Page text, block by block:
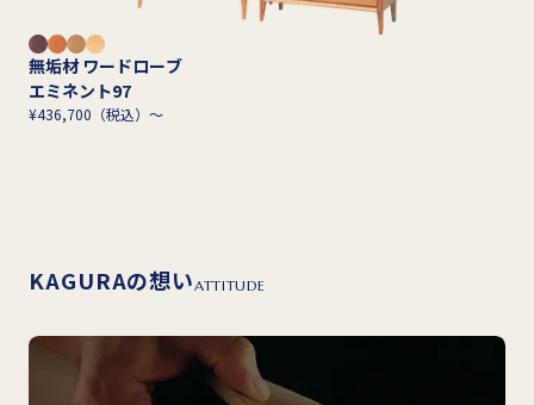
無垢材 ワードローブ
エミネント97
¥436,700（税込）～
KAGURAの想いATTITUDE